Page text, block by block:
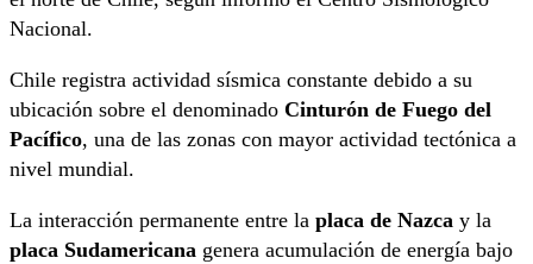
Nacional.
Chile registra actividad sísmica constante debido a su
ubicación sobre el denominado Cinturón de Fuego del
Pacífico, una de las zonas con mayor actividad tectónica a
nivel mundial.
La interacción permanente entre la placa de Nazca y la
placa Sudamericana genera acumulación de energía bajo